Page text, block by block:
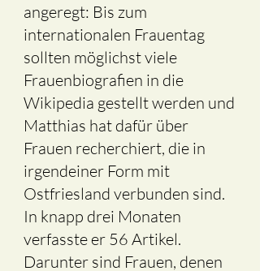
angeregt: Bis zum
internationalen Frauentag
sollten möglichst viele
Frauenbiografien in die
Wikipedia gestellt werden und
Matthias hat dafür über
Frauen recherchiert, die in
irgendeiner Form mit
Ostfriesland verbunden sind.
In knapp drei Monaten
verfasste er 56 Artikel.
Darunter sind Frauen, denen